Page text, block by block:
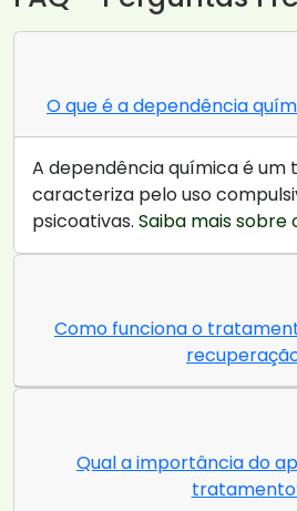
O que é a dependência
A dependência química é um
caracteriza pelo uso
psicoativas. Saiba mais sobre
Como funciona o
Qual a importância do